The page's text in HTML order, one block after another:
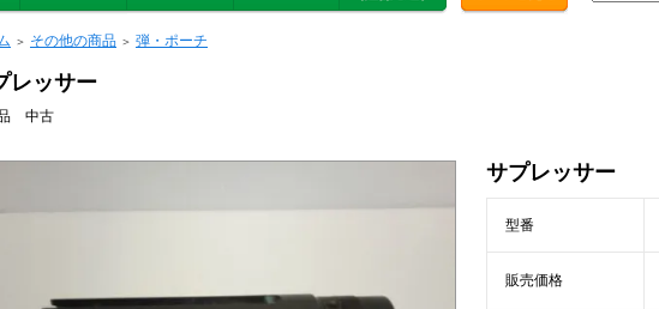
＞ その他の商品 ＞ 弾・ポーチ
レッサー
中古
サプレッサー
型番
販売価格